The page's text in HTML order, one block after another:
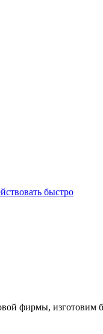
быстро
фирмы, изготовим